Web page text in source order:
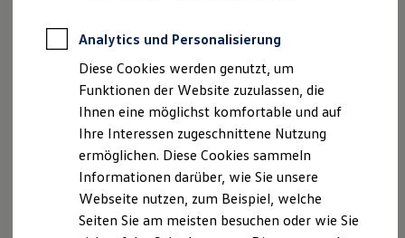
Zertifizierte Gebrauchtwagen
Für Privatkunden
Für Gewerbekunden
Leasing
Für Privatkunden
Für Gewerbekunden
Versicherungen & Garantien
Garantien
Kfz-Versicherung für Nutzfahrzeuge
Restschuldversicherung
Wartungsverträge
Besitzer & Service
Jerusalemer Str. 1
98617 Meiningen
Telefonnummer: 03693/71450
Faxnummer: 03693/714533
E-Mail:info@auto-brucker.de
Umsatzst.-ID-Nr.: DE 297055873
Registergericht: Jena HRB510690
Analytics und Personalisierung
Diese Cookies werden genutzt, um
Funktionen der Website zuzulassen, die
Ihnen eine möglichst komfortable und auf
Ihre Interessen zugeschnittene Nutzung
ermöglichen. Diese Cookies sammeln
Informationen darüber, wie Sie unsere
Webseite nutzen, zum Beispiel, welche
Seiten Sie am meisten besuchen oder wie Sie